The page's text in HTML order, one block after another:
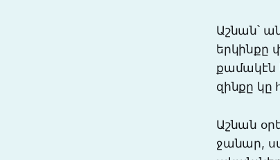
Աշնան՝
երկինքը
քամակէն
զինքը կը
Աշնան
ջանար,